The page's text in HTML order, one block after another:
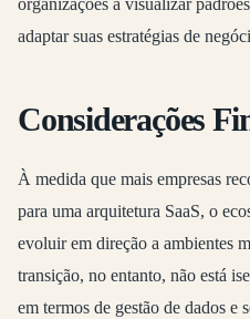
adaptar suas estratégias de
Considerações
À medida que mais empresas
para uma arquitetura SaaS, o
evoluir em direção a ambientes
transição, no entanto, não está
em termos de gestão de dados e